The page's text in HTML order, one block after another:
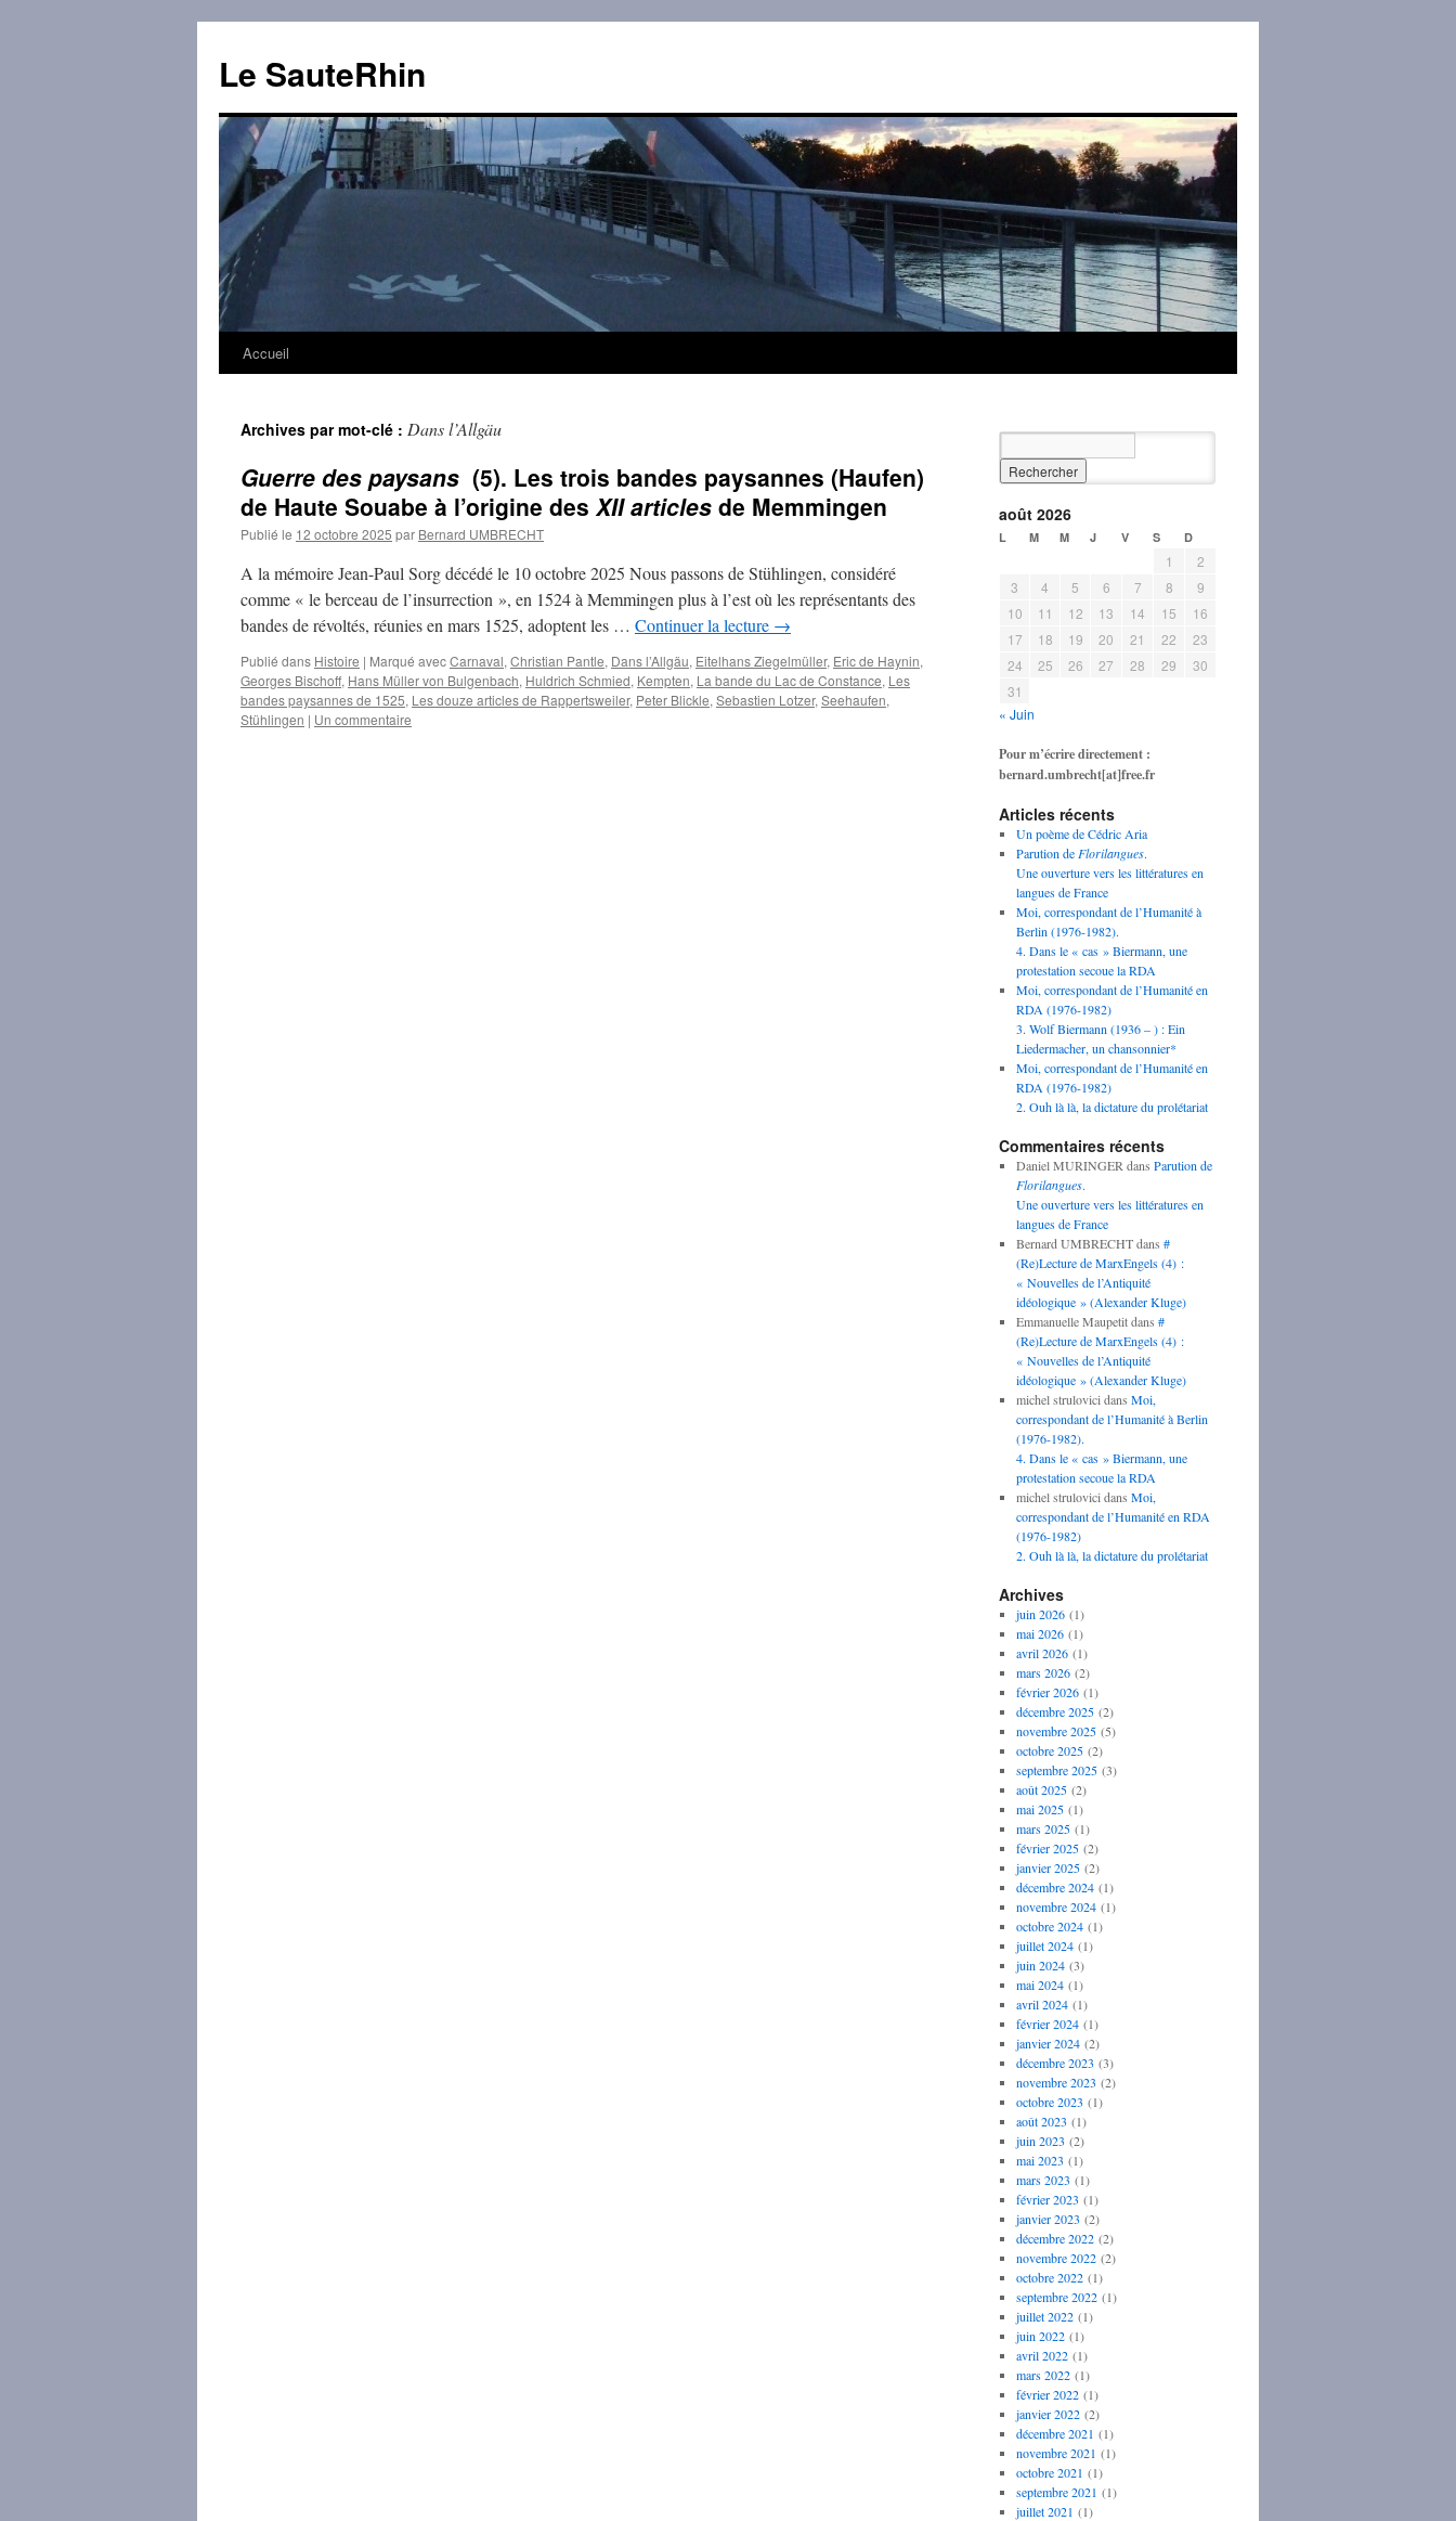
contenu
Le SauteRhin
Accueil
Archives par mot-clé : Dans l’Allgäu
Guerre des paysans (5). Les trois bandes paysannes (Haufen)
de Haute Souabe à l’origine desXII articles de Memmingen
Publié le 12 octobre 2025 par Bernard UMBRECHT
A la mémoire Jean-Paul Sorg décédé le 10 octobre 2025 Nous passons de Stühlingen, considéré
comme « le berceau de l’insurrection », en 1524 à Memmingen plus à l’est où les représentants des
bandes de révoltés, réunies en mars 1525, adoptent les … Continuer la lecture →
Publié dans Histoire | Marqué avecCarnaval, Christian Pantle, Dans l’Allgäu, Eitelhans Ziegelmüller, Eric de Haynin,
Georges Bischoff, Hans Müller von Bulgenbach, Huldrich Schmied, Kempten, La bande du Lac de Constance, Les
bandes paysannes de 1525, Les douze articles de Rappertsweiler, Peter Blickle, Sebastien Lotzer, Seehaufen,
Stühlingen | Un commentaire
août 2026
L M M J V S D
1
2
3
4 5 6 7 8
9
10
11 12 13 14 15
16
17
18 19 20 21 22
23
24
25 26 27 28 29
30
31
« Juin
Pour m’écrire directement :
bernard.umbrecht[at]free.fr
Articles récents
Un poème de Cédric Aria
Parution de Florilangues.
Une ouverture vers les littératures en
langues de France
Moi, correspondant de l’Humanité à
Berlin (1976-1982).
4. Dans le « cas » Biermann, une
protestation secoue la RDA
Moi, correspondant de l’Humanité en
RDA (1976-1982)
3. Wolf Biermann (1936 – ) : Ein
Liedermacher, un chansonnier*
Moi, correspondant de l’Humanité en
RDA (1976-1982)
2. Ouh là là, la dictature du prolétariat
Commentaires récents
Daniel MURINGER dans Parution de
Florilangues.
Une ouverture vers les littératures en
langues de France
Bernard UMBRECHTdans #
(Re)Lecture de MarxEngels (4) :
« Nouvelles de l’Antiquité
idéologique » (Alexander Kluge)
Emmanuelle Maupetitdans #
(Re)Lecture de MarxEngels (4) :
« Nouvelles de l’Antiquité
idéologique » (Alexander Kluge)
michel strulovici dans Moi,
correspondant de l’Humanité à Berlin
(1976-1982).
4. Dans le « cas » Biermann, une
protestation secoue la RDA
michel strulovici dans Moi,
correspondant de l’Humanité en RDA
(1976-1982)
2. Ouh là là, la dictature du prolétariat
Archives
juin 2026(1)
mai 2026(1)
avril 2026(1)
mars 2026(2)
février 2026(1)
décembre 2025(2)
novembre 2025(5)
octobre 2025(2)
septembre 2025(3)
août 2025(2)
mai 2025(1)
mars 2025(1)
février 2025(2)
janvier 2025(2)
décembre 2024(1)
novembre 2024(1)
octobre 2024(1)
juillet 2024(1)
juin 2024(3)
mai 2024(1)
avril 2024(1)
février 2024(1)
janvier 2024(2)
décembre 2023 (3)
novembre 2023 (2)
octobre 2023 (1)
août 2023 (1)
juin 2023 (2)
mai 2023 (1)
mars 2023 (1)
février 2023 (1)
janvier 2023 (2)
décembre 2022(2)
novembre 2022(2)
octobre 2022(1)
septembre 2022(1)
juillet 2022(1)
juin 2022(1)
avril 2022(1)
mars 2022(1)
février 2022(1)
janvier 2022(2)
décembre 2021 (1)
novembre 2021 (1)
octobre 2021 (1)
septembre 2021 (1)
juillet 2021 (1)